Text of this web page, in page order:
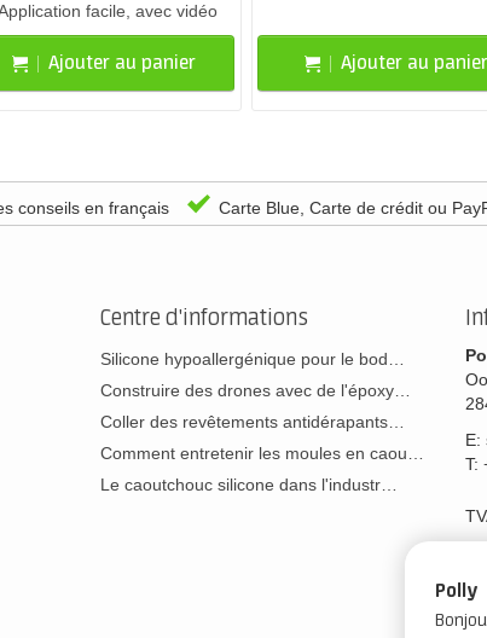
facile, avec vidéo
Ajouter au panier Ajouter au panier
conseils en français Carte Blue, Carte de crédit ou
Centre d'informations
Silicone hypoallergénique pour le bod…
Construire des drones avec de l'époxy…
Coller des revêtements antidérapants…
Comment entretenir les moules en caou…
Le caoutchouc silicone dans l'industr…
E:
T:
Polly